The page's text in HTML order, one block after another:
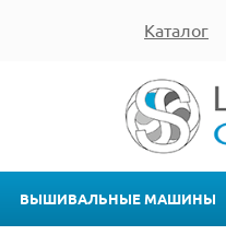
Каталог
ВЫШИВАЛЬНЫЕ МАШИНЫ